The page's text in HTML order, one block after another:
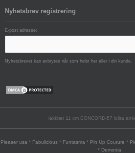
Nyhetsbrev registrering
E-post adresse:
Nyhetsbrevet kan avbrytes når som helst her eller i din kunde.
lakklær 11 cm CONCORD-57 lolita
Pleaser usa * Fabulicious * Funtasma * Pin Up Couture *
* Demonia